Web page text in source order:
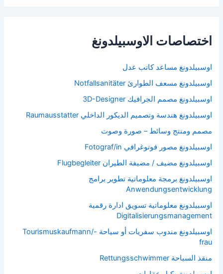
اختصاصات الاوسبيلدونغ
اوسبيلدونغ مساعد كاتب عدل
اوسبيلدونغ مسعف الطوارئ Notfallsanitäter
اوسبيلدونغ مصمم الجرافيك 3D-Designer
اوسبيلدونغ هندسة وتصميم الديكور الداخلي Raumausstatter
مصمم ومنتج وسائط – صورة وصوت
اوسبيلدونغ مصور فوتوغرافي Fotograf/in
اوسبيلدونغ مضيف / مضيفة الطيران Flugbegleiter
اوسبيلدونغ برمجة معلوماتية تطوير برامج
Anwendungsentwicklung
اوسبيلدونغ معلوماتية تسويق ادارة رقمية
Digitalisierungsmanagement
اوسبيلدونغ مندوب سفريات أو سياحة Tourismuskaufmann/-
frau
منقذ السباحة Rettungsschwimmer